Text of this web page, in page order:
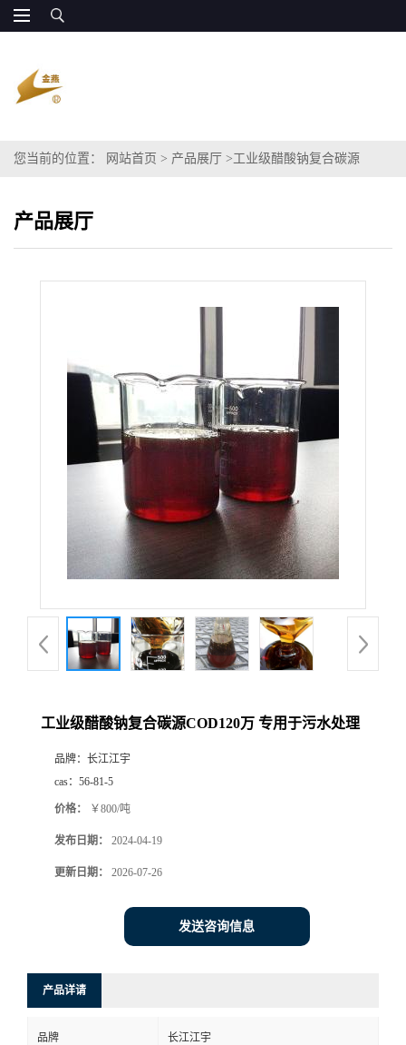
您当前的位置： 网站首页 > 产品展厅 >工业级醋酸钠复合碳源
产品展厅
工业级醋酸钠复合碳源COD120万 专用于污水处理
品牌： 长江江宇
cas： 56-81-5
价格： ￥800/吨
发布日期： 2024-04-19
更新日期： 2026-07-26
发送咨询信息
产品详请
品牌 长江江宇